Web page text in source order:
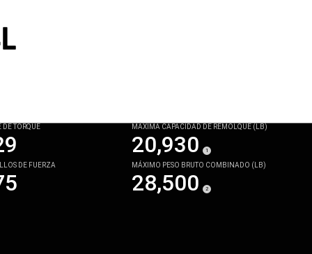
DE TORQUE MÁXIMA CAPACIDAD DE REMOLQUE (LB)
20,930
(
Disclosure
1 )
DE FUERZA MÁXIMO PESO BRUTO COMBINADO (LB)
28,500
(
Disclosure
2)